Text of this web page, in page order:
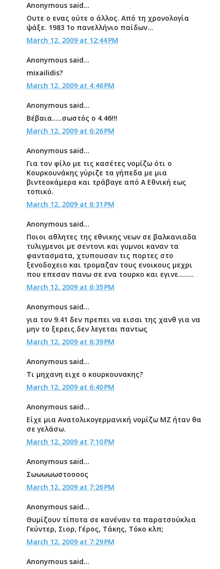
Anonymous said...
Ουτε ο ενας ούτε ο άλλος. Από τη χρονολογία
ψάξε. 1983 1ο πανελλήνιο παίδων...
March 12, 2009 at 12:44 PM
Anonymous said...
mixailidis?
March 12, 2009 at 4:46 PM
Anonymous said...
Βέβαια.....σωστός ο 4.46!!!
March 12, 2009 at 6:26 PM
Anonymous said...
Για τον φίλο με τις κασέτες νομίζω ότι ο
Κουρκουνάκης γύριζε τα γήπεδα με μια
βιντεοκάμερα και τράβαγε από Α Εθνική εως
τοπικό.
March 12, 2009 at 6:31 PM
Anonymous said...
Ποιοι αθλητες της εθνικης νεων σε βαλκανιαδα
τυλιγμενοι με σεντονι και γυμνοι καναν τα
φαντασματα, χτυπουσαν τις πορτες στο
ξενοδοχειο και τρομαζαν τους ενοικους μεχρι
που επεσαν πανω σε ενα τουρκο και εγινε........
March 12, 2009 at 6:35 PM
Anonymous said...
για τον 9.41 δεν πρεπει να εισαι της χανθ για να
μην το ξερεις.δεν λεγεται παντως
March 12, 2009 at 6:39 PM
Anonymous said...
Τι μηχανη ειχε ο κουρκουνακης?
March 12, 2009 at 6:40 PM
Anonymous said...
Είχε μια Ανατολικογερμανική νομίζω ΜΖ ήταν θα
σε γελάσω.
March 12, 2009 at 7:10 PM
Anonymous said...
Σωωωωωστοοοος
March 12, 2009 at 7:26 PM
Anonymous said...
Θυμίζουν τίποτα σε κανέναν τα παρατσούκλια
Γκύντερ, Σιορ, Γέρος, Τάκης, Τόκο κλπ;
March 12, 2009 at 7:29 PM
Anonymous said...